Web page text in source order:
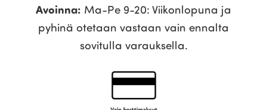
Avoinna: Ma-Pe 9-20: Viikonlopuna ja
pyhinä otetaan vastaan vain ennalta
sovitulla varauksella.